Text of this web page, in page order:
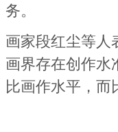
务。
画家段红尘等人
画界存在创作水
比画作水平，而